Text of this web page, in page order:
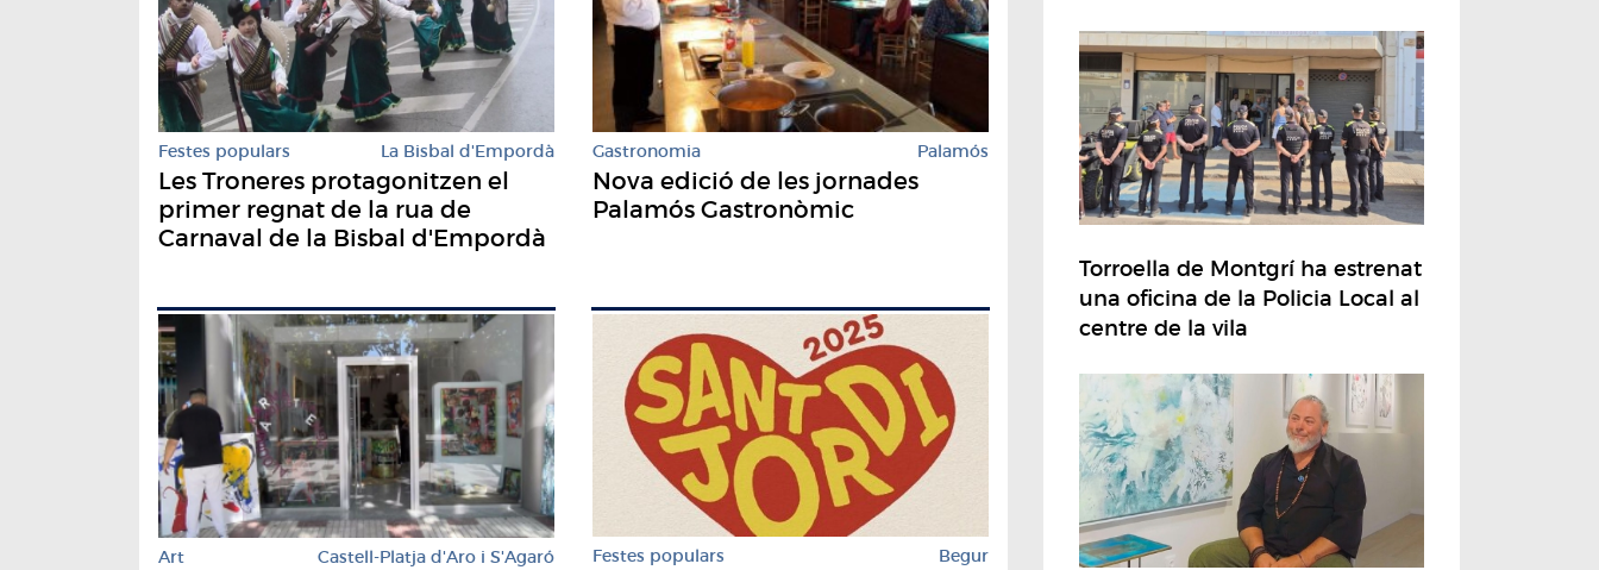
Festes populars La Bisbal d'Empordà
Les Troneres protagonitzen el
primer regnat de la rua de
Carnaval de la Bisbal d'Empordà
Gastronomia Palamós
Nova edició de les jornades
Palamós Gastronòmic
Art Castell-Platja d'Aro i S'Agaró Festes populars Begur
Torroella de Montgrí ha estrenat
una oficina de la Policia Local al
centre de la vila